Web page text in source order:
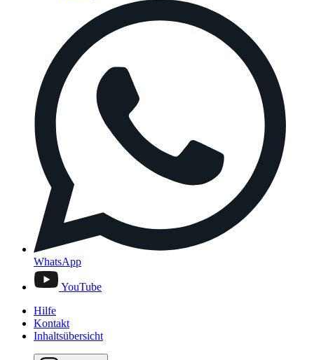
WhatsApp
YouTube
Hilfe
Kontakt
Inhaltsübersicht